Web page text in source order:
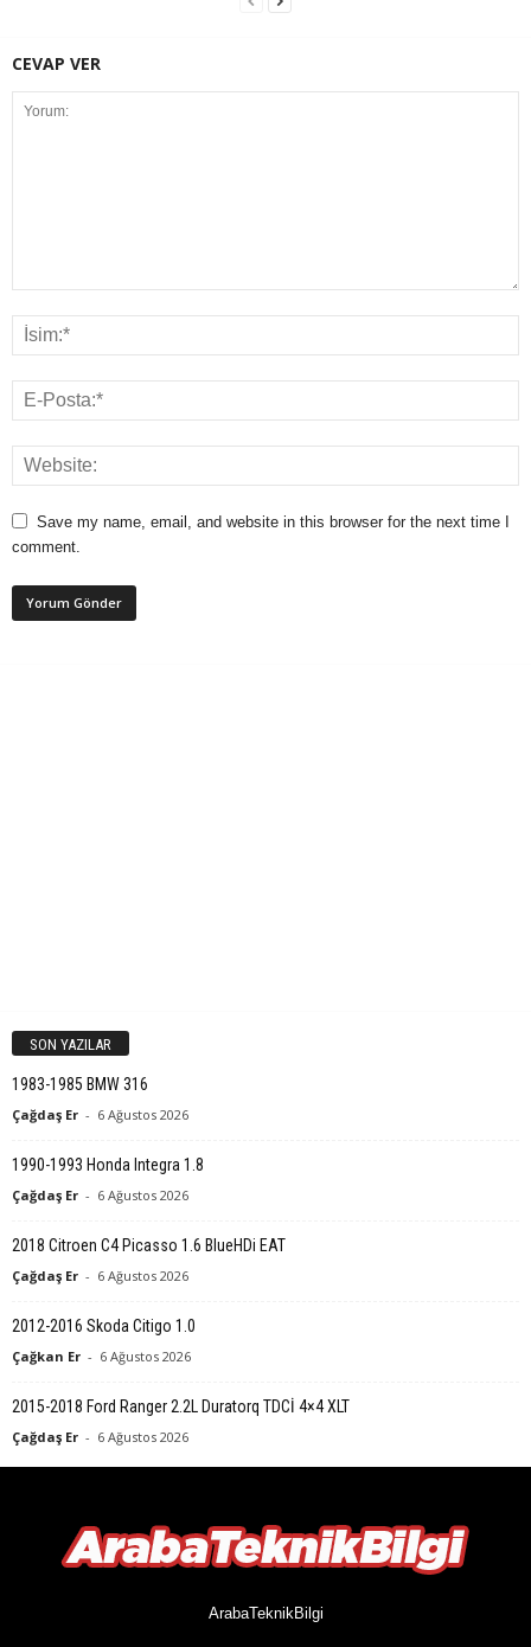
CEVAP VER
Save my name, email, and website in this browser for the next time I
comment.
SON YAZILAR
1983-1985 BMW 316
Çağdaş Er - 6 Ağustos 2026
1990-1993 Honda Integra 1.8
Çağdaş Er - 6 Ağustos 2026
2018 Citroen C4 Picasso 1.6 BlueHDi EAT
Çağdaş Er - 6 Ağustos 2026
2012-2016 Skoda Citigo 1.0
Çağkan Er - 6 Ağustos 2026
2015-2018 Ford Ranger 2.2L Duratorq TDCİ 4×4 XLT
Çağdaş Er - 6 Ağustos 2026
ArabaTeknikBilgi